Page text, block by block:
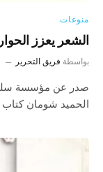
منوعات
الشعر يعزز
بواسطة فريق التحرير
صدر عن مؤسسة
الحميد شومان كتاب